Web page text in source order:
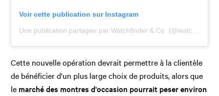
Voir cette publication sur Instagram
Une publication partagée par Watchfinder & Co. (@watchfinderofficial)
Cette nouvelle opération devrait permettre à la clientèle
de bénéficier d'un plus large choix de produits, alors que
le marché des montres d'occasion pourrait peser environ